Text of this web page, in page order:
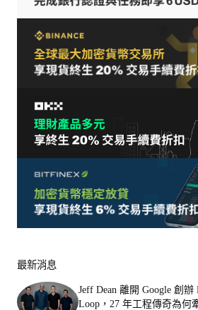
最新消息
Jeff Dean 離開 Google 創辦
Loop，27 年工程傳奇為何